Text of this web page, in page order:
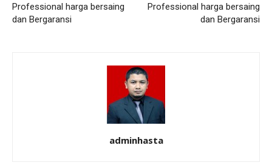
Professional harga bersaing
dan Bergaransi
Professional harga bersaing
dan Bergaransi
adminhasta